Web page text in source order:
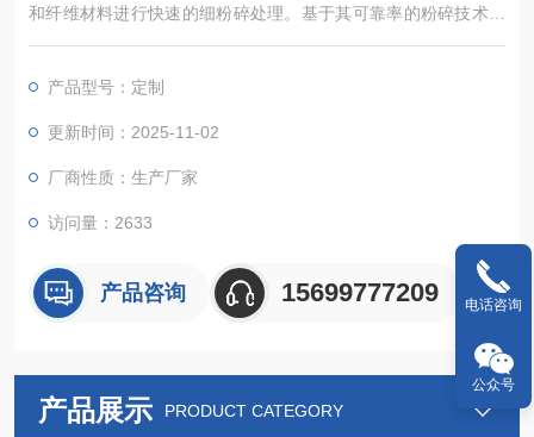
和纤维材料进行快速的细粉碎处理。基于其可靠率的粉碎技术和
内容丰富的配件，该仪器可以在极短的时间内进行温和、、高重
本身的性质不会在制样过程中发生改变，能够保证可信的分析结
果，是质量控制、产品检测和科研开发中样品前处理过程的理想
产品型号：定制
更新时间：2025-11-02
厂商性质：生产厂家
访问量：2633
产品咨询 15699777209
产品展示 PRODUCT CATEGORY
电话咨询
公众号